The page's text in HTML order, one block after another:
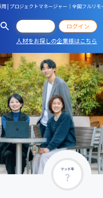
| プロジェクトマネージャー｜全国フルリ
ログイン
人材をお探しの企業様はこちら
マッチ率